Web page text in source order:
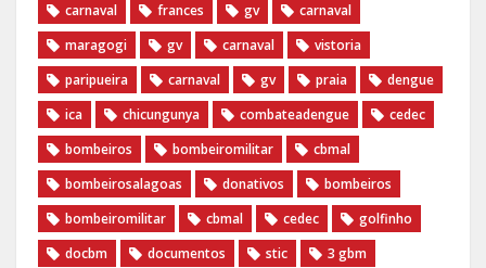
carnaval
frances gv
carnaval
maragogi
gv carnaval
vistoria
paripueira
carnaval gv praia
dengue
ica
chicungunya combateadengue
cedec
bombeiros
bombeiromilitar
cbmal
bombeirosalagoas
donativos
bombeiros
bombeiromilitar
cbmal cedec
golfinho
docbm
documentos stic
3 gbm